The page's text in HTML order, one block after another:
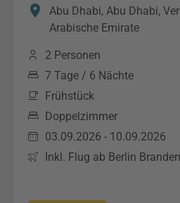
Abu Dhabi, Abu Dhabi,
Arabische Emirate
2 Personen
7 Tage / 6 Nächte
Frühstück
Doppelzimmer
03.09.2026 - 10.09.2026
Inkl. Flug ab Berlin